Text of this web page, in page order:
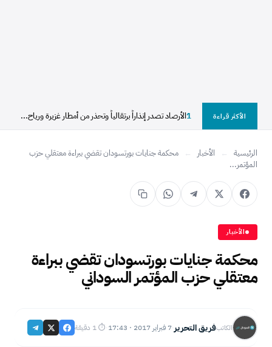
الأكثر قراءة 1الأرصاد تصدر إنذاراً برتقالياً وتحذر من أمطار غزيرة ورياح...
الرئيسية ← الأخبار ←
محكمة جنايات بورتسودان تقضي ببراءة معتقلي حزب
المؤتمر...
الأخبار
محكمة جنايات بورتسودان تقضي ببراءة
معتقلي حزب المؤتمر السوداني
الكاتبفريق التحرير·7 فبراير 2017 · 17:43 ·⏱ 1 دقيقة